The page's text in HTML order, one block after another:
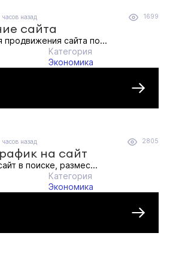
часов назад 1699
сайта
сайта по...
Категория
Экономика
часов назад 2805
на сайт
в поиске, размес...
Категория
Экономика